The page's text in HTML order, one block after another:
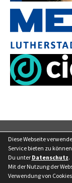
Besucherstatistik
Diese Webseite
Service bieten zu
Du unter Datenschutz.
Mit der Nutzung der
Verwendung von